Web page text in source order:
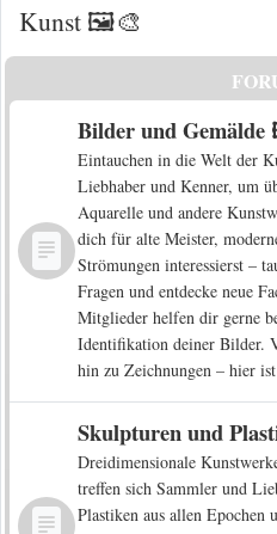
Kunst 🖼️🎨
Bilder und
Eintauchen in die Welt der
Liebhaber und Kenner, um
Aquarelle und andere
dich für alte Meister,
Strömungen interessierst –
Fragen und entdecke neue
Mitglieder helfen dir gerne
Identifikation deiner Bilder.
hin zu Zeichnungen – hier
Skulpturen und
Dreidimensionale
treffen sich Sammler und
Plastiken aus allen